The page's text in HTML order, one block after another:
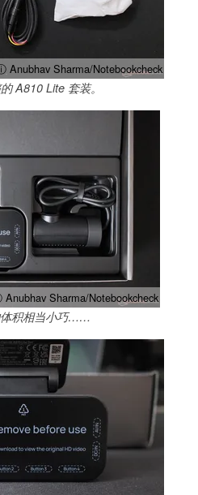
Anubhav Sharma/Notebookcheck
A810 Lite 套装。
Sharma/Notebookcheck
积相当小巧……